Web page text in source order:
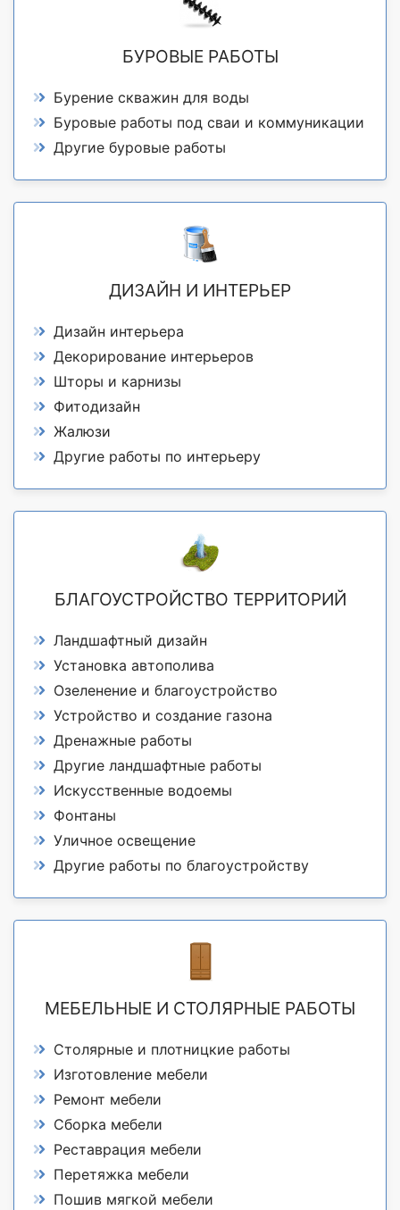
БУРОВЫЕ РАБОТЫ
Бурение скважин для воды
Буровые работы под сваи и коммуникации
Другие буровые работы
ДИЗАЙН И ИНТЕРЬЕР
Дизайн интерьера
Декорирование интерьеров
Шторы и карнизы
Фитодизайн
Жалюзи
Другие работы по интерьеру
БЛАГОУСТРОЙСТВО ТЕРРИТОРИЙ
Ландшафтный дизайн
Установка автополива
Озеленение и благоустройство
Устройство и создание газона
Дренажные работы
Другие ландшафтные работы
Искусственные водоемы
Фонтаны
Уличное освещение
Другие работы по благоустройству
МЕБЕЛЬНЫЕ И СТОЛЯРНЫЕ РАБОТЫ
Столярные и плотницкие работы
Изготовление мебели
Ремонт мебели
Сборка мебели
Реставрация мебели
Перетяжка мебели
Пошив мягкой мебели